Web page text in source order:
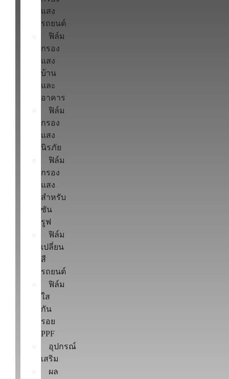
แสง
รถยนต์
ฟิล์ม
กรอง
แสง
บ้าน
และ
อาคาร
ฟิล์ม
กรอง
แสง
นิรภัย
ฟิล์ม
กรอง
แสง
สำหรับ
ซัน
รูฟ
ฟิล์ม
เปลี่ยน
สี
รถยนต์
ฟิล์ม
ใส
กัน
รอย
PPF
อุปกรณ์
เสริม
ผล